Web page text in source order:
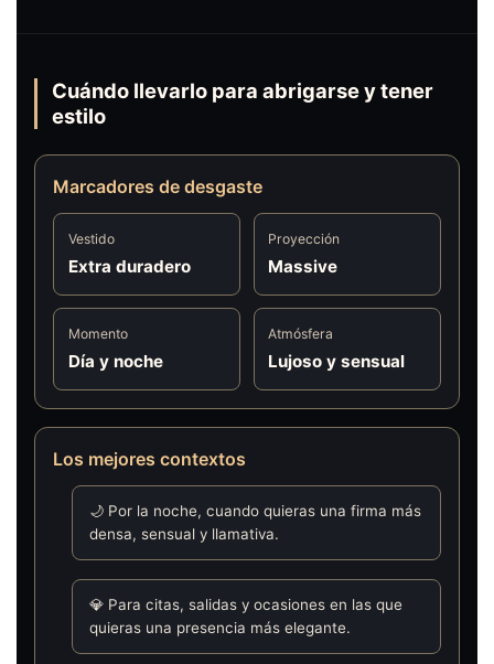
Cuándo llevarlo para abrigarse y tener
estilo
Marcadores de desgaste
Vestido
Extra duradero
Proyección
Massive
Momento
Día y noche
Atmósfera
Lujoso y sensual
Los mejores contextos
🌙 Por la noche, cuando quieras una firma más
densa, sensual y llamativa.
💎 Para citas, salidas y ocasiones en las que
quieras una presencia más elegante.